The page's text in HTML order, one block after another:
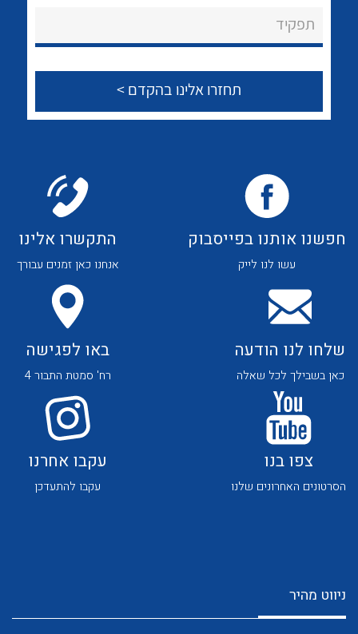
תפקיד
חפשנו אותנו בפייסבוק
עשו לנו לייק
התקשרו אלינו
אנחנו כאן זמנים עבורך
שלחו לנו הודעה
כאן בשבילך לכל שאלה
באו לפגישה
רח' סמטת התבור 4
צפו בנו
הסרטונים האחרונים שלנו
עקבו אחרנו
עקבו להתעדכן
ניווט מהיר